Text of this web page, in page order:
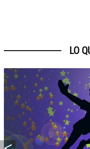
LO